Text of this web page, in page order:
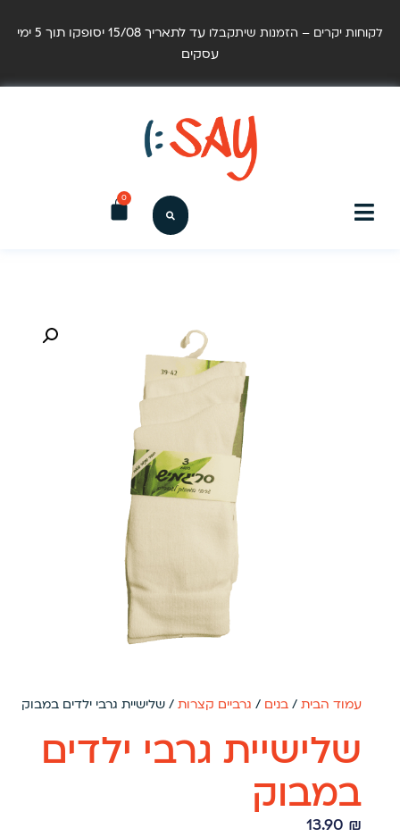
לקוחות יקרים – הזמנות שיתקבלו
עד לתאריך 15/08 יסופקו תוך 5 ימי
עסקים
0
עמוד הבית/ בנים / גרביים קצרות/ שלישיית גרבי ילדים במבוק
שלישיית גרבי ילדים
במבוק
13.90 ₪